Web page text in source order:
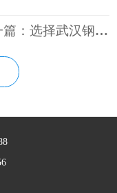
下一篇：选择武汉钢管租赁的四大好处